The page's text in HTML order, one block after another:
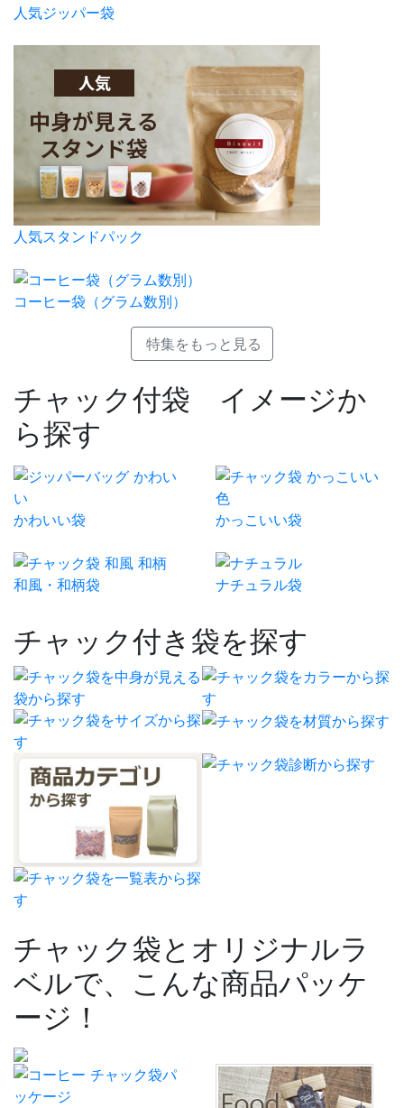
人気ジッパー袋
人気スタンドパック
コーヒー袋（グラム数別）
特集をもっと見る
チャック付袋 イメージか
ら探す
かわいい袋 かっこいい袋
和風・和柄袋 ナチュラル袋
チャック付き袋を探す
チャック袋とオリジナルラ
ベルで、こんな商品パッケ
ージ！